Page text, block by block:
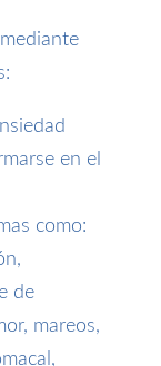
en el
como:
de
mareos,